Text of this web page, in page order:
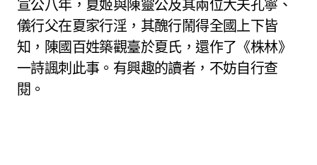
宣公八年，夏姬與陳靈公及其兩位大夫孔寧、
儀行父在夏家行淫，其醜行鬧得全國上下皆
知，陳國百姓築觀臺於夏氏，還作了《株林》
一詩諷刺此事。有興趣的讀者，不妨自行查
閱。